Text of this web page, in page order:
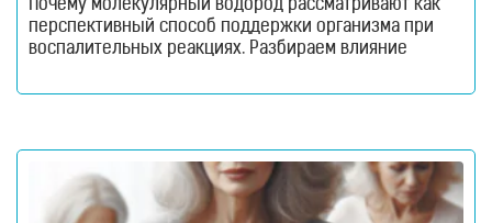
Почему молекулярный водород рассматривают как
перспективный способ поддержки организма при
воспалительных реакциях. Разбираем влияние
антиоксидантных свойств водорода на самочувствие
повышенной чувствительностью организма
сталкиваются миллионы людей по всему миру — и
речь уже